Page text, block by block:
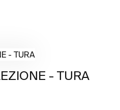
- TURA